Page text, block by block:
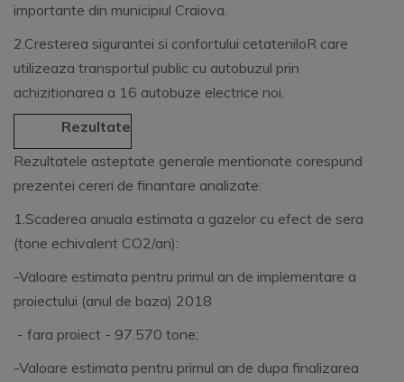
importante din municipiul Craiova.
2.Cresterea sigurantei si confortului cetateniloR care
utilizeaza transportul public cu autobuzul prin
achizitionarea a 16 autobuze electrice noi.
Rezultate
Rezultatele asteptate generale mentionate corespund
prezentei cereri de finantare analizate:
1.Scaderea anuala estimata a gazelor cu efect de sera
(tone echivalent CO2/an):
-Valoare estimata pentru primul an de implementare a
proiectului (anul de baza) 2018
- fara proiect - 97.570 tone;
-Valoare estimata pentru primul an de dupa finalizarea